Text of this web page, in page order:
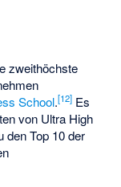
zweithöchste
School.[12] Es
von Ultra High
den Top 10 der